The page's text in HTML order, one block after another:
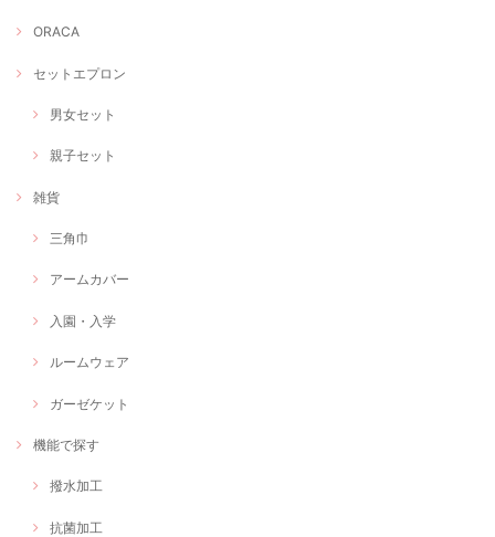
ORACA
セットエプロン
男女セット
親子セット
雑貨
三角巾
アームカバー
入園・入学
ルームウェア
ガーゼケット
機能で探す
撥水加工
抗菌加工